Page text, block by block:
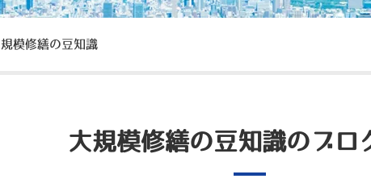
模修繕の豆知識
大規模修繕の豆知識のブロ